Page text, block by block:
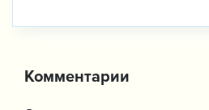
Комментарии